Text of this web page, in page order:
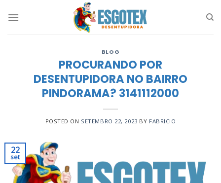
BLOG
PROCURANDO POR
DESENTUPIDORA NO BAIRRO
PINDORAMA? 3141112000
POSTED ON SETEMBRO 22, 2023 BY FABRICIO
22
set